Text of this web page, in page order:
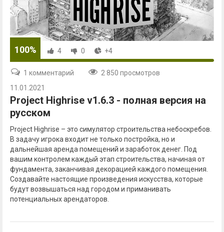
100% 4 0 +4
1 комментарий
2 850 просмотров
11.01.2021
Project Highrise v1.6.3 - полная версия на
русском
Project Highrise – это симулятор строительства небоскребов.
В задачу игрока входит не только постройка, но и
дальнейшая аренда помещений и заработок денег. Под
вашим контролем каждый этап строительства, начиная от
фундамента, заканчивая декорацией каждого помещения.
Создавайте настоящие произведения искусства, которые
будут возвышаться над городом и приманивать
потенциальных арендаторов.